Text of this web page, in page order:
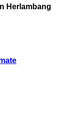
Herlambang